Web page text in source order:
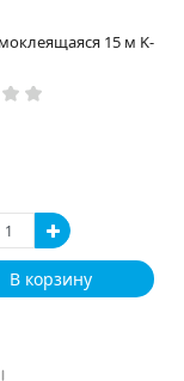
15 м K-
В корзину